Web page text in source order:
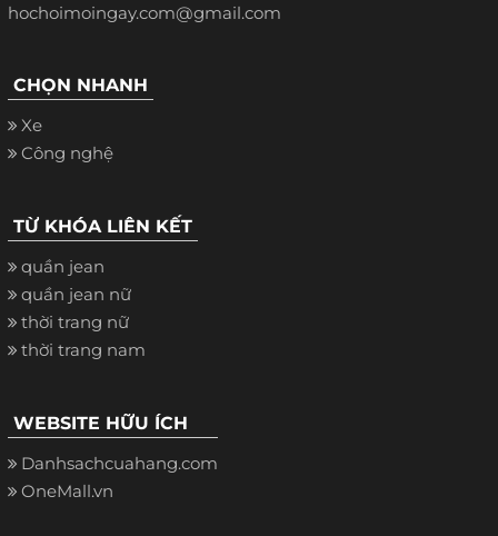
hochoimoingay.com@gmail.com
CHỌN NHANH
Xe
Công nghệ
TỪ KHÓA LIÊN KẾT
quần jean
quần jean nữ
thời trang nữ
thời trang nam
WEBSITE HỮU ÍCH
Danhsachcuahang.com
OneMall.vn